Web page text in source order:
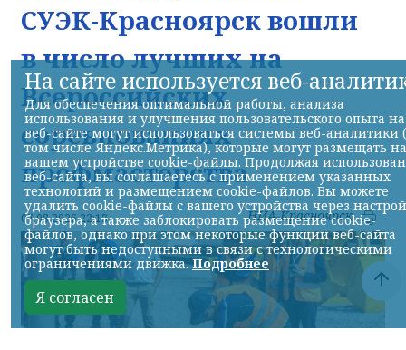
СУЭК-Красноярск вошли
в число лучших на
Всероссийских
соревнованиях
профмастерства
07.08.2026 22:13 НИА-Красноярск
На сайте используется веб-
Для обеспечения оптимальной работы, анализа
использования и улучшения пользовательского опыта на
веб-сайте могут использоваться системы веб-аналитики
том числе Яндекс.Метрика), которые могут размещать на
вашем устройстве cookie-файлы. Продолжая
веб-сайта, вы соглашаетесь с применением указанных
технологий и размещением cookie-файлов. Вы можете
удалить cookie-файлы с вашего устройства через
браузера, а также заблокировать размещение cookie-
файлов, однако при этом некоторые функции веб-сайта
могут быть недоступными в связи с технологическими
ограничениями движка.Подробнее
Я согласен